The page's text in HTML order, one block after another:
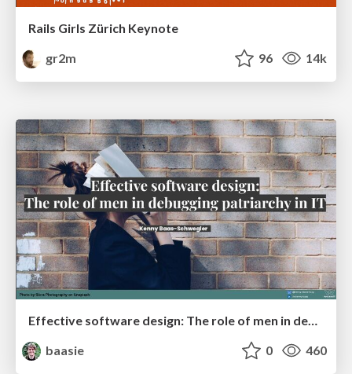
Rails Girls Zürich Keynote
gr2m
96 14k
Effective software design: The role of men in debugging patriarchy in IT @ Voxxed Days AMS
baasie
0 460